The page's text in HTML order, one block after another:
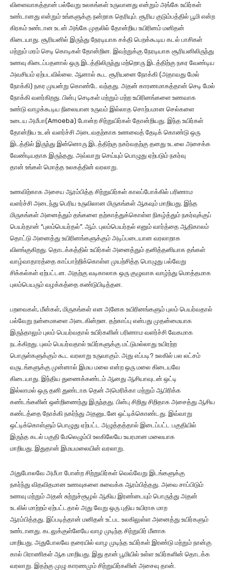
விளைவாகத்தான் பல்வேறு உலகங்கள் உருவானது என்றும் அங்கே உயிர்கள்
உண்டானது என்றும் உங்களுக்கு நன்றாக தெரியும். சூரிய குடும்பத்தில் பூமி என்ற
கிரகம் உண்டான உடன் அங்கே முதலில் தோன்றிய உயிரினம் மனிதன்
கிடையாது. சூரியனில் இருந்து நேரடியாக சக்தி பெறக்கூடிய கடல் பாசிகள்
மற்றும் மரம் செடி கொடிகள் தோன்றின. இவற்றுக்கு நேரடியாக சூரியனிலிருந்து
உணவு கிடைப்பதனால் ஒரு இடத்திலிருந்து மற்றொரு இடத்திற்கு நகர வேண்டிய
அவசியம் ஏற்படவில்லை. ஆனால் கூட சூரியனை நோக்கி (அதாவது மேல்
நோக்கி) நகர முயன்று கொண்டே வந்தது. அதன் காரணமாகத்தான் செடி மேல்
நோக்கி வளர்கிறது. பின்பு செடிகள் மற்றும் மற்ற உயிரினங்களை உணவாக
உண்டு வாழக்கூடிய நிலையான உருவம் இல்லாத சொற்பமான செல்களை
உடைய அமீபா(Amoeba) போன்ற சிற்றுயிர்கள் தோன்றியது. இந்த உயிர்கள்
தோன்றிய உடன் வளர்ச்சி அடைவதற்காக உணவைத் தேடிக் கொண்டு ஒரு
இடத்தில் இருந்து இன்னொரு இடத்திற்கு நகர்வதற்கு தனது உடலை அசைக்க
வேண்டியதாக இருந்தது. அவ்வாறு செய்யும் பொழுது ஏற்படும் நகர்வு
தான் உங்கள் மொத்த உலகத்தின் வரலாறு.
உணவிற்காக அசைய ஆரம்பித்த சிற்றுயிர்கள் காலப்போக்கில் பரிணாம
வளர்ச்சி அடைந்து பெரிய உருவிலான மிருகங்கள் ஆகவும் மாறியது. இந்த
மிருகங்கள் அனைத்தும் தங்களை தற்காத்துக்கொள்ள நிகழ்த்தும் நகர்வுக்குப்
பெயர்தான் “புலம்பெயர்தல்”. ஆம். புலம்பெயர்தல் எனும் வார்த்தை ஆதிகாலம்
தொட்டு அனைத்து உயிரினங்களுக்கும் அடிப்படையான வரலாறாக
விளங்குகிறது. தொடக்கத்தில் உயிர்கள் அனைத்தும் தனித்தனியாக தங்கள்
வாழ்வாதாரத்தை காப்பாற்றிக்கொள்ள முயற்சித்த பொழுது பல்வேறு
சிக்கல்கள் ஏற்பட்டன. அதற்கு வடிகாலாக ஒரு குழுவாக வாழ்ந்து மொத்தமாக
புலம்பெயரும் வழக்கத்தை கண்டுபிடித்தன.
பறவைகள், மீன்கள், மிருகங்கள் என அனேக உயிரினங்களும் புலம் பெயர்வதால்
பல்வேறு நன்மைகளை அடைகின்றன. தற்காப்பு என்பது முதன்மையாக
இருந்தாலும் புலம் பெயர்வதால் உயிர்களின் பரிணாம வளர்ச்சி வேகமாக
நடக்கிறது. புலம் பெயர்வதால் உயிர்களுக்கு மட்டுமல்லாது உயிரற்ற
பொருள்களுக்கும் கூட வரலாறு உருவாகும். அது எப்படி? உலகில் பல லட்சம்
வருடங்களுக்கு முன்னால் இமய மலை என்ற ஒரு மலை கிடையவே
கிடையாது. இந்திய துணைக்கண்டம் ஆனது ஆசியாவுடன் ஒட்டி
இல்லாமல் ஒரு தனி துண்டாக தென் அமெரிக்கா மற்றும் ஆபிரிக்க
கண்டங்களின் ஒன்றிணைந்து இருந்தது. பின்பு சிறிது சிறிதாக அசைத்து ஆசிய
கண்டத்தை நோக்கி நகர்ந்து அதனுடனே ஒட்டிக்கொண்டது. இவ்வாறு
ஒட்டிக்கொள்ளும் பொழுது ஏற்பட்ட அழுத்தத்தால் இடைப்பட்ட பகுதியில்
இருந்த கடல் பகுதி மேலெழும்பி உலகிலேயே உயரமான மலையாக
மாறியது. இதுதான் இமயமலையின் வரலாறு.
அதுபோலவே அமீபா போன்ற சிற்றுயிர்கள் வெவ்வேறு இடங்களுக்கு
நகர்ந்து விதவிதமான உணவுகளை சுவைக்க ஆரம்பித்தது. அவை சாப்பிடும்
உணவு மற்றும் அதன் சுற்றுச்சூழல் ஆகிய இரண்டையும் பொருத்து அதன்
உடலில் மாற்றம் ஏற்பட்டதால் அது வேறு ஒரு புதிய உயிராக மாற
ஆரம்பித்தது. இப்படித்தான் மனிதன் உட்பட உலகிலுள்ள அனைத்து உயிர்களும்
உண்டானது. கடலுக்குள்ளேயே வாழ முடிந்த சிற்றுயிர் மீனாக
மாறியது. அதுபோலவே தரையில் வாழ முடிந்த உயிர்கள் இரண்டு மற்றும் நான்கு
கால் பிராணிகள் ஆக மாறியது. இது தான் பூமியில் உள்ள உயிர்களின் தொடக்க
வரலாறு. இதற்கு முழு காரணமும் சிற்றுயிர்களின் அசைவு தான்.